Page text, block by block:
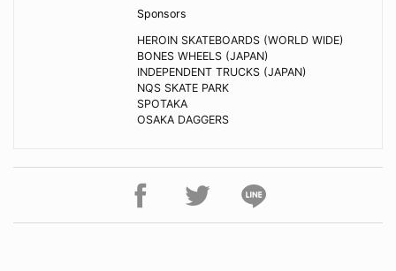
Sponsors
HEROIN SKATEBOARDS (WORLD WIDE)
BONES WHEELS (JAPAN)
INDEPENDENT TRUCKS (JAPAN)
NQS SKATE PARK
SPOTAKA
OSAKA DAGGERS